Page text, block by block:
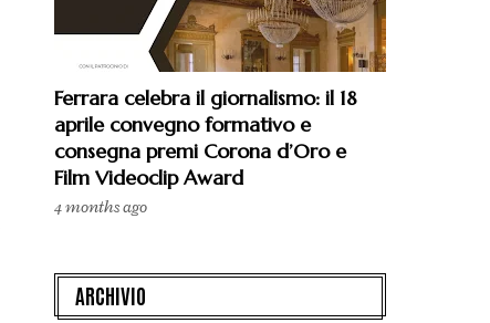
Ferrara celebra il giornalismo: il 18
aprile convegno formativo e
consegna premi Corona d’Oro e
Film Videoclip Award
4 months ago
ARCHIVIO